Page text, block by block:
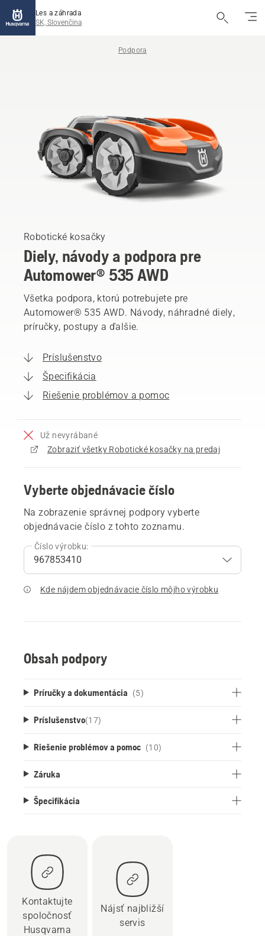
Les a záhrada
SK, Slovenčina
Podpora
Robotické kosačky
Diely, návody a podpora pre
Automower® 535 AWD
Všetka podpora, ktorú potrebujete pre
Automower® 535 AWD. Návody, náhradné diely,
príručky, postupy a ďalšie.
Príslušenstvo
Špecifikácia
Riešenie problémov a pomoc
Už nevyrábané
Zobraziť všetky Robotické kosačky na predaj
Vyberte objednávacie číslo
Na zobrazenie správnej podpory vyberte
objednávacie číslo z tohto zoznamu.
Číslo výrobku:
Kde nájdem objednávacie číslo môjho výrobku
Obsah podpory
Príručky a dokumentácia (5)
Príslušenstvo(17)
Riešenie problémov a pomoc (10)
Záruka
Špecifikácia
Kontaktujte
spoločnosť
Husqvarna
Nájsť najbližší
servis